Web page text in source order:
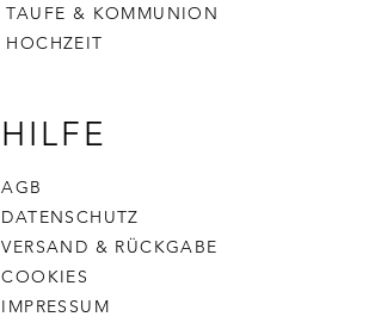
TAUFE & KOMMUNION
HOCHZEIT
HILFE
AGB
DATENSCHUTZ
VERSAND & RÜCKGABE
COOKIES
IMPRESSUM